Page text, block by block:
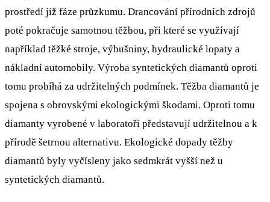
prostředí již fáze průzkumu. Drancování přírodních zdrojů
poté pokračuje samotnou těžbou, při které se využívají
například těžké stroje, výbušniny, hydraulické lopaty a
nákladní automobily. Výroba syntetických diamantů oproti
tomu probíhá za udržitelných podmínek. Těžba diamantů je
spojena s obrovskými ekologickými škodami. Oproti tomu
diamanty vyrobené v laboratoři představují udržitelnou a k
přírodě šetrnou alternativu. Ekologické dopady těžby
diamantů byly vyčísleny jako sedmkrát vyšší než u
syntetických diamantů.